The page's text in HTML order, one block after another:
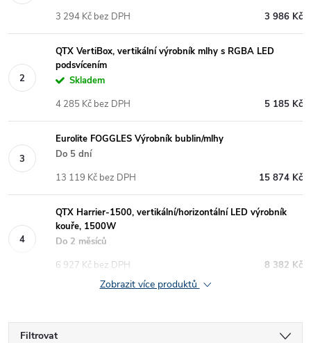
3 986 Kč
3 294 Kč bez DPH
QTX VertiBox, vertikální výrobník mlhy s RGBA LED
podsvícením
Skladem
5 185 Kč
4 285 Kč bez DPH
Eurolite FOGGLES Výrobník bublin/mlhy
Do 5 dní
15 874 Kč
13 119 Kč bez DPH
QTX Harrier-1500, vertikální/horizontální LED výrobník
kouře, 1500W
Do 2 měsíců
8 382 Kč
6 927 Kč bez DPH
Zobrazit více produktů
Filtrovat